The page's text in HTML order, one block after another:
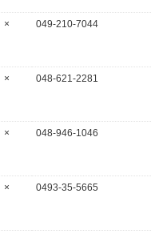
× 049-210-7044
× 048-621-2281
× 048-946-1046
× 0493-35-5665